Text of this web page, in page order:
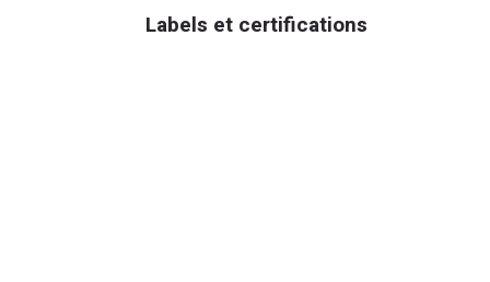
Labels et certifications